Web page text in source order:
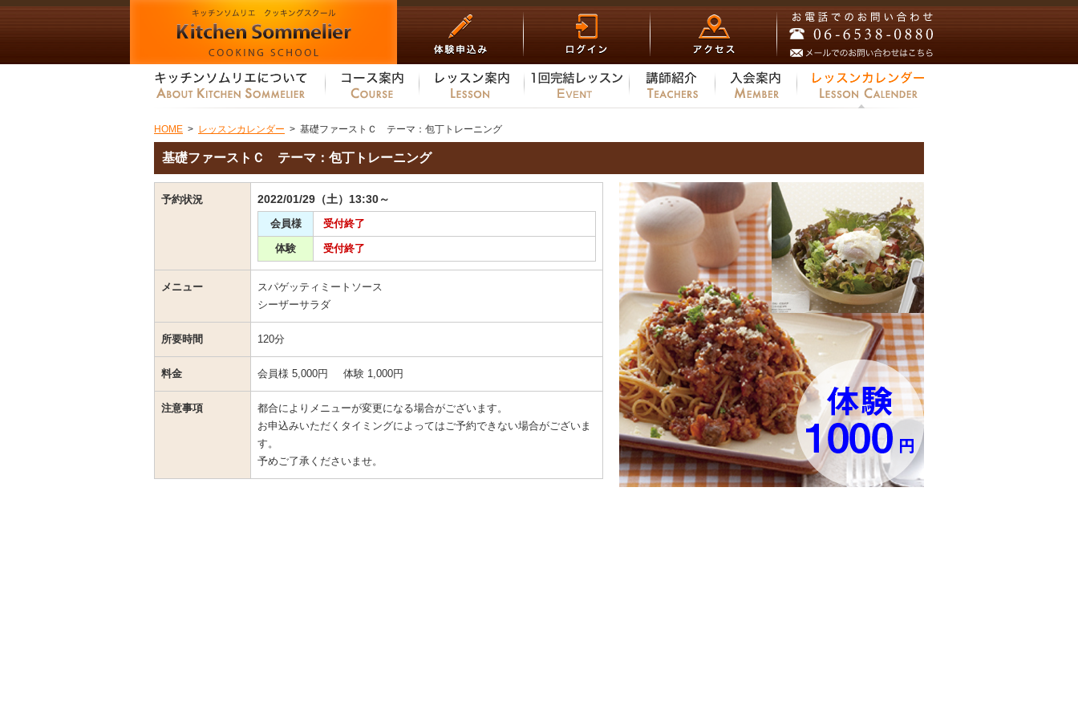
HOME > レッスンカレンダー > 基礎ファーストＣ テーマ：包丁トレーニング
基礎ファーストＣ テーマ：包丁トレーニング
予約状況 2022/01/29（土）13:30～
会員様 受付終了
体験 受付終了
メニュー
スパゲッティミートソース
シーザーサラダ
所要時間 120分
料金 会員様 5,000円 体験 1,000円
注意事項
都合によりメニューが変更になる場合がございます。
お申込みいただくタイミングによってはご予約できない場合がございま
す。
予めご了承くださいませ。